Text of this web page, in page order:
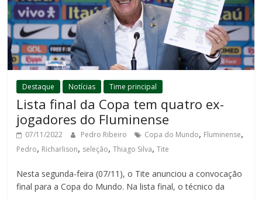
Destaque Notícias Time principal
Lista final da Copa tem quatro ex-
jogadores do Fluminense
07/11/2022 Pedro Ribeiro Copa do Mundo, Fluminense,
Pedro, Richarlison, seleção,Thiago Silva,Tite
Nesta segunda-feira (07/11), o Tite anunciou a convocação
final para a Copa do Mundo. Na lista final, o técnico da